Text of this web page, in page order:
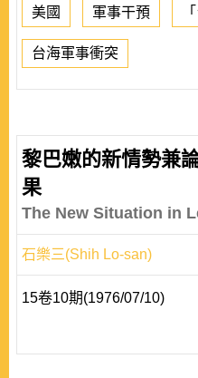
美國 軍事干預
台海軍事衝突
黎巴嫩的新情勢兼
果
The New Situation in
石樂三(Shih Lo-san)
15卷10期(1976/07/10)